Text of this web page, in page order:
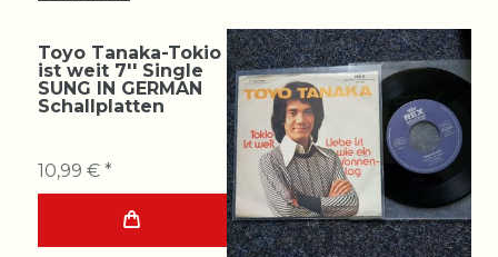
Toyo Tanaka-Tokio
ist weit 7'' Single
SUNG IN GERMAN
Schallplatten
10,99 € *